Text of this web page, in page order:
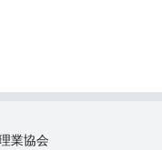
業協会